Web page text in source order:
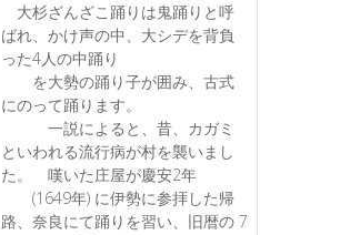
大杉ざんざこ踊りは鬼踊りと呼
ばれ、かけ声の中、大シデを背負
った4人の中踊り
を大勢の踊り子が囲み、古式
にのって踊ります。
一説によると、昔、カガミ
といわれる流行病が村を襲いまし
た。 嘆いた庄屋が慶安2年
(1649年) に伊勢に参拝した帰
路、奈良にて踊りを習い、旧暦の 7